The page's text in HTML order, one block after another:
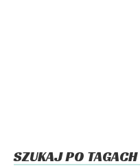
SZUKAJ PO TAGACH